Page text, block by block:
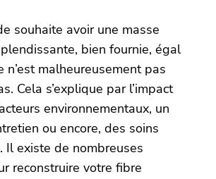
souhaite avoir une masse
bien fournie, égal
n’est malheureusement pas
Cela s’explique par l’impact
environnementaux, un
ou encore, des soins
Il existe de nombreuses
reconstruire votre fibre